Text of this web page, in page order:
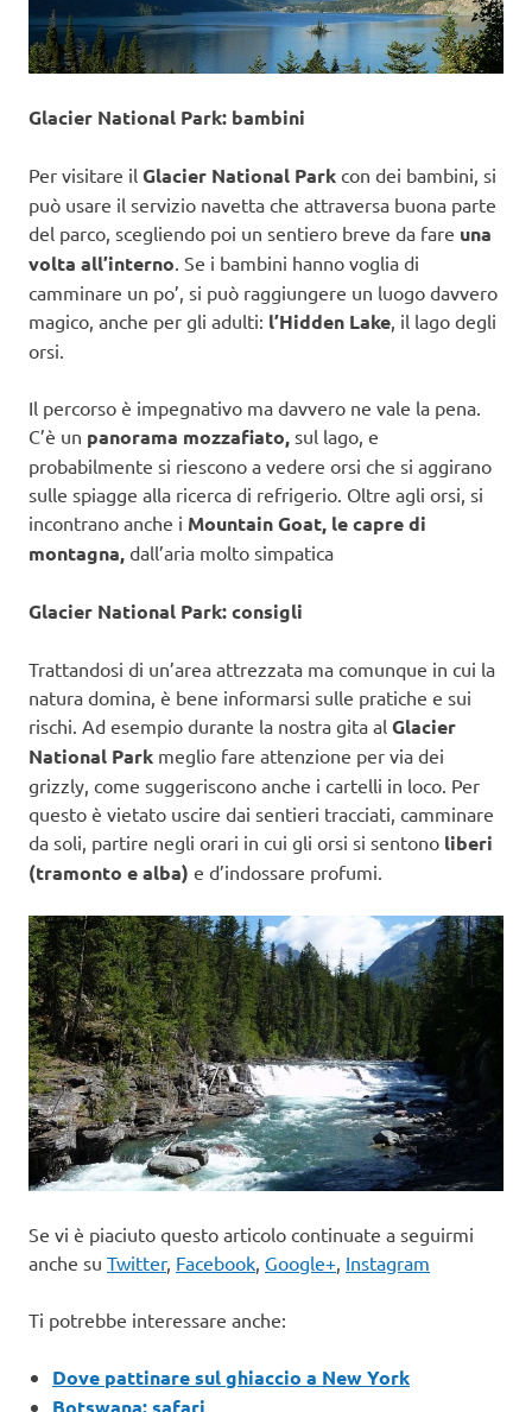
Glacier National Park: bambini
Per visitare il Glacier National Park con dei bambini, si
può usare il servizio navetta che attraversa buona parte
del parco, scegliendo poi un sentiero breve da fare una
volta all’interno. Se i bambini hanno voglia di
camminare un po’, si può raggiungere un luogo davvero
magico, anche per gli adulti: l’Hidden Lake, il lago degli
orsi.
Il percorso è impegnativo ma davvero ne vale la pena.
C’è un panorama mozzafiato, sul lago, e
probabilmente si riescono a vedere orsi che si aggirano
sulle spiagge alla ricerca di refrigerio. Oltre agli orsi, si
incontrano anche i Mountain Goat, le capre di
montagna, dall’aria molto simpatica
Glacier National Park: consigli
Trattandosi di un’area attrezzata ma comunque in cui la
natura domina, è bene informarsi sulle pratiche e sui
rischi. Ad esempio durante la nostra gita al Glacier
National Park meglio fare attenzione per via dei
grizzly, come suggeriscono anche i cartelli in loco. Per
questo è vietato uscire dai sentieri tracciati, camminare
da soli, partire negli orari in cui gli orsi si sentono liberi
(tramonto e alba) e d’indossare profumi.
Se vi è piaciuto questo articolo continuate a seguirmi
anche su Twitter, Facebook, Google+, Instagram
Ti potrebbe interessare anche:
Dove pattinare sul ghiaccio a New York
Botswana: safari